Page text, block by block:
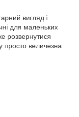
вигляд і
для маленьких
розвернутися
просто величезна